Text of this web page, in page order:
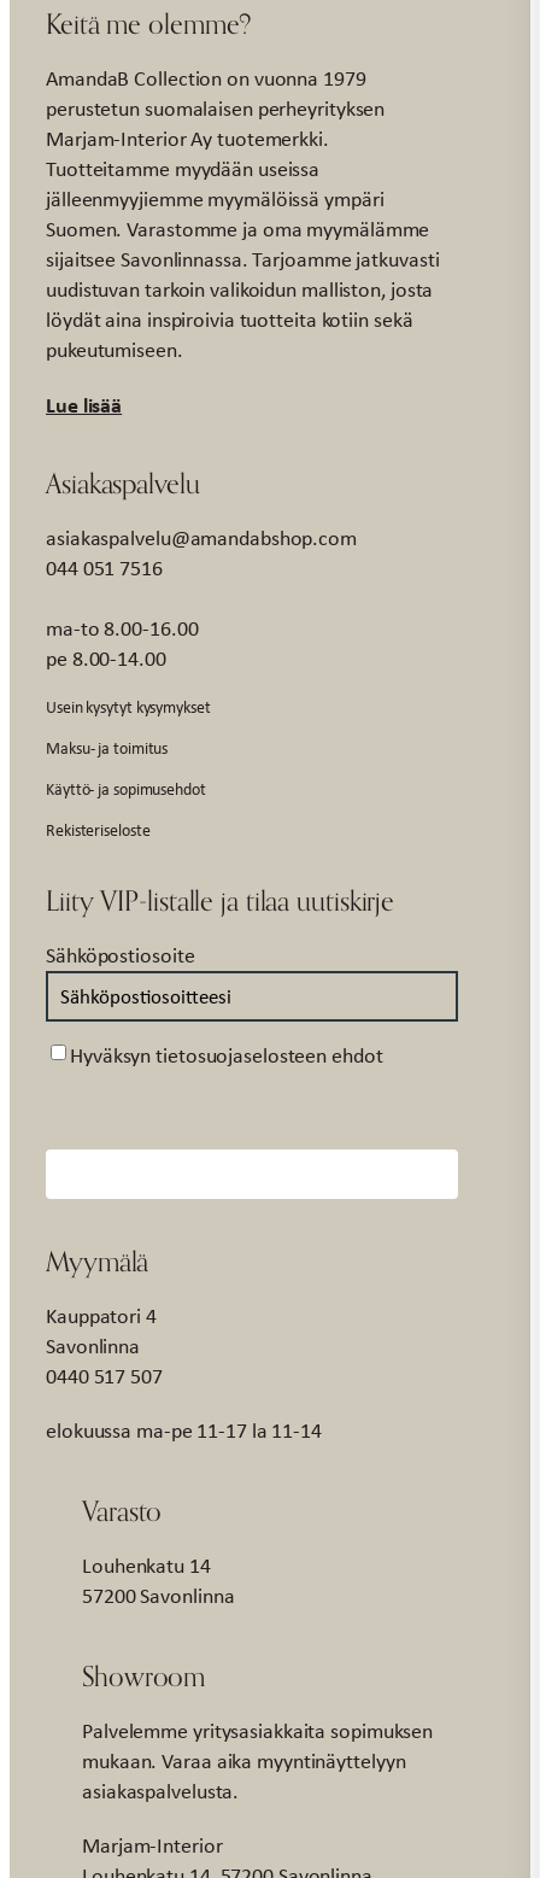
Keitä me olemme?
AmandaB Collection on vuonna 1979
perustetun suomalaisen perheyrityksen
Marjam-Interior Ay tuotemerkki.
Tuotteitamme myydään useissa
jälleenmyyjiemme myymälöissä ympäri
Suomen. Varastomme ja oma myymälämme
sijaitsee Savonlinnassa. Tarjoamme jatkuvasti
uudistuvan tarkoin valikoidun malliston, josta
löydät aina inspiroivia tuotteita kotiin sekä
pukeutumiseen.
Lue lisää
Asiakaspalvelu
asiakaspalvelu@amandabshop.com
044 051 7516
ma-to 8.00-16.00
pe 8.00-14.00
Usein kysytyt kysymykset
Maksu- ja toimitus
Käyttö- ja sopimusehdot
Rekisteriseloste
Liity VIP-listalle ja tilaa uutiskirje
Sähköpostiosoite
Suostumus
Hyväksyn tietosuojaselosteen ehdot
Myymälä
Kauppatori 4
Savonlinna
0440 517 507
elokuussa ma-pe 11-17 la 11-14
Varasto
Louhenkatu 14
57200 Savonlinna
Showroom
Palvelemme yritysasiakkaita sopimuksen
mukaan. Varaa aika myyntinäyttelyyn
asiakaspalvelusta.
Marjam-Interior